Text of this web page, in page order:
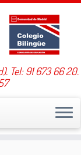
Tel: 91 673 66 20.